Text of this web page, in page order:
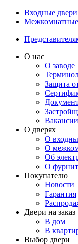
Входные двери
О нас
О заводе
Защита
Вакансии
О дверях
О
О
Об
О
Покупателю
Новости
Гарантия
Двери на заказ
В дом
В
Выбор двери